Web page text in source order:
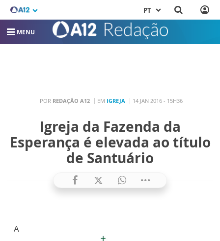
PT
MENU
POR REDAÇÃO A12 EM IGREJA 14 JAN 2016 - 15H36
Igreja da Fazenda da
Esperança é elevada ao título
de Santuário
A